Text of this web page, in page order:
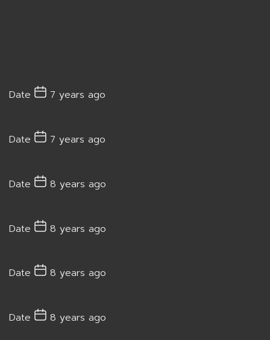
Date 7 years ago
Date 7 years ago
Date 8 years ago
Date 8 years ago
Date 8 years ago
Date 8 years ago